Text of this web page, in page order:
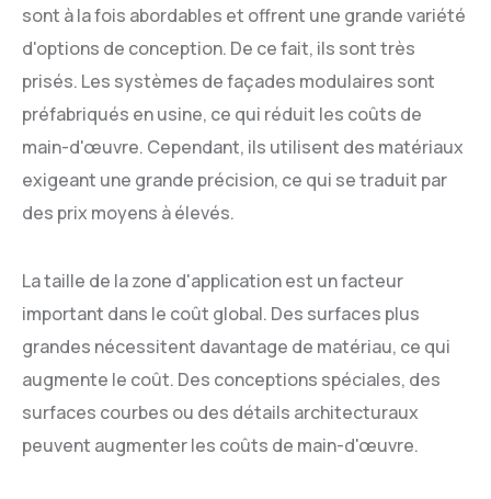
sont à la fois abordables et offrent une grande variété
d'options de conception. De ce fait, ils sont très
prisés. Les systèmes de façades modulaires sont
préfabriqués en usine, ce qui réduit les coûts de
main-d'œuvre. Cependant, ils utilisent des matériaux
exigeant une grande précision, ce qui se traduit par
des prix moyens à élevés.
La taille de la zone d'application est un facteur
important dans le coût global. Des surfaces plus
grandes nécessitent davantage de matériau, ce qui
augmente le coût. Des conceptions spéciales, des
surfaces courbes ou des détails architecturaux
peuvent augmenter les coûts de main-d'œuvre.